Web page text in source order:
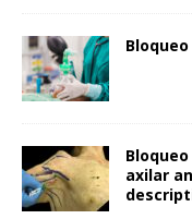
axilar